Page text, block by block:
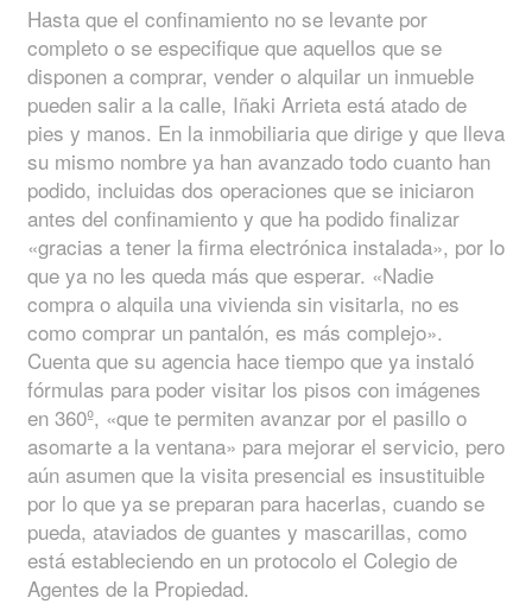
Hasta que el confinamiento no se levante por
completo o se especifique que aquellos que se
disponen a comprar, vender o alquilar un inmueble
pueden salir a la calle, Iñaki Arrieta está atado de
pies y manos. En la inmobiliaria que dirige y que lleva
su mismo nombre ya han avanzado todo cuanto han
podido, incluidas dos operaciones que se iniciaron
antes del confinamiento y que ha podido finalizar
«gracias a tener la firma electrónica instalada», por lo
que ya no les queda más que esperar. «Nadie
compra o alquila una vivienda sin visitarla, no es
como comprar un pantalón, es más complejo».
Cuenta que su agencia hace tiempo que ya instaló
fórmulas para poder visitar los pisos con imágenes
en 360º, «que te permiten avanzar por el pasillo o
asomarte a la ventana» para mejorar el servicio, pero
aún asumen que la visita presencial es insustituible
por lo que ya se preparan para hacerlas, cuando se
pueda, ataviados de guantes y mascarillas, como
está estableciendo en un protocolo el Colegio de
Agentes de la Propiedad.